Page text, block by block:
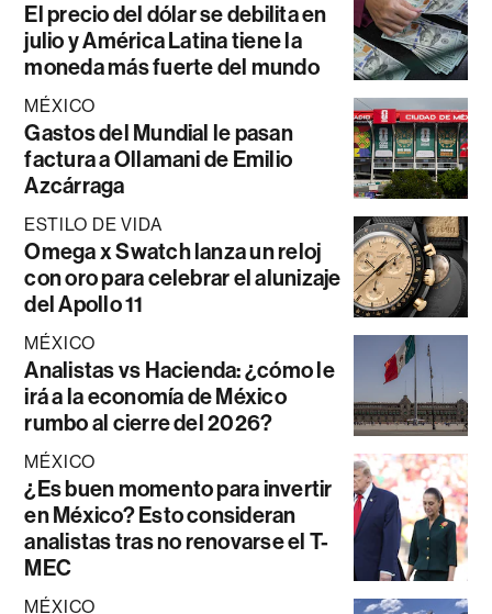
El precio del dólar se debilita en
julio y América Latina tiene la
moneda más fuerte del mundo
MÉXICO
Gastos del Mundial le pasan
factura a Ollamani de Emilio
Azcárraga
ESTILO DE VIDA
Omega x Swatch lanza un reloj
con oro para celebrar el alunizaje
del Apollo 11
MÉXICO
Analistas vs Hacienda: ¿cómo le
irá a la economía de México
rumbo al cierre del 2026?
MÉXICO
¿Es buen momento para invertir
en México? Esto consideran
analistas tras no renovarse el T-
MEC
MÉXICO